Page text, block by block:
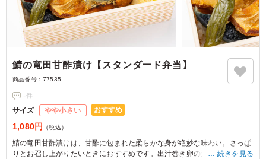
鯖の竜田甘酢漬け【スタンダード弁当】
商品番号： 77535
-件
サイズ やや小さい おすすめ
1,080円 （税込）
鯖の竜田甘酢漬けは、甘酢に包まれた柔らかな身が絶妙な味わい。さっぱ
りとお召し上がりたいときにおすすめです。出汁巻き卵の天ぷらは一度食
続きを見る